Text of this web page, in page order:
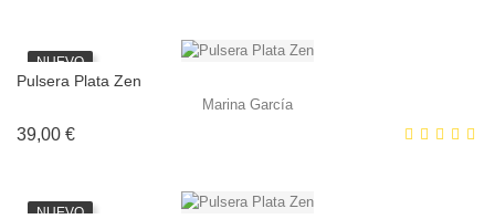
NUEVO
Pulsera Plata Zen
Marina García
39,00 €Precio
NUEVO